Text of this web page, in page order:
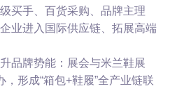
买手、百货采购、品牌主理
业进入国际供应链、拓展高端
牌势能：展会与米兰鞋展
，形成“箱包+鞋履”全产业链联